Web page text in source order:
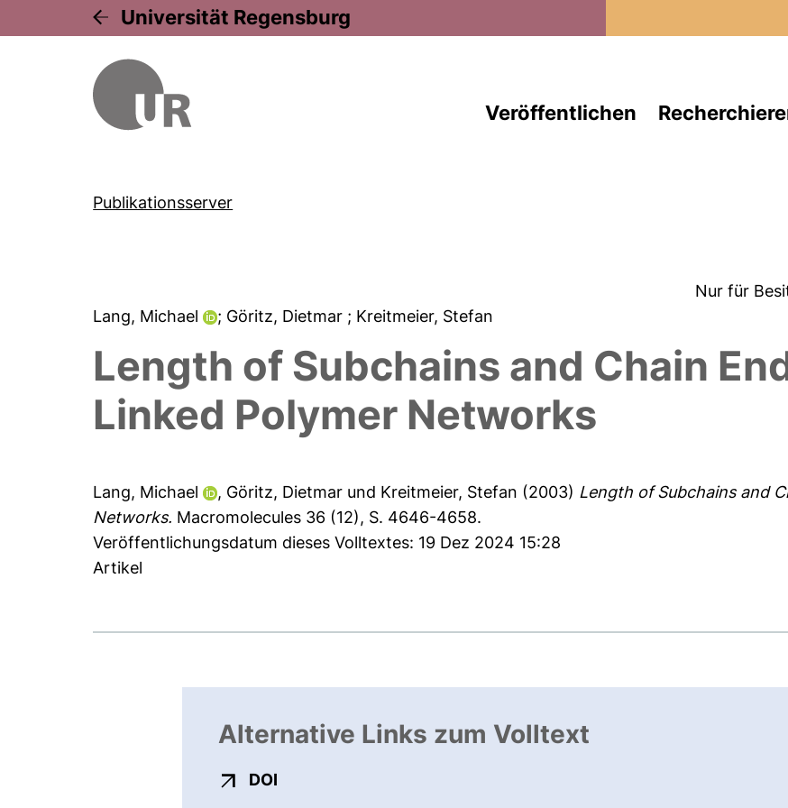
Universität Regensburg
Veröffentlichen
Publikationsserver
Nur für
Lang, Michael
; Göritz, Dietmar ; Kreitmeier, Stefan
Length of Subchains and Chain
Linked Polymer Networks
Lang, Michael , Göritz, Dietmar und Kreitmeier, Stefan (2003) Length of Subchains and
Networks. Macromolecules 36 (12), S. 4646-4658.
Veröffentlichungsdatum dieses Volltextes: 19 Dez 2024 15:28
Artikel
Alternative Links zum Volltext
DOI